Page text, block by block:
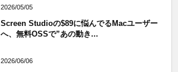
2026/05/05
Screen Studioの$89に悩んでるMacユーザー
へ、無料OSSで”あの動き...
2026/06/06